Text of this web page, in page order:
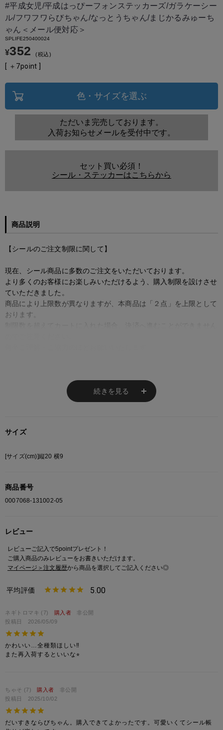
#平成女児/平成はっぴーフォンステッカーズ/ガラケーシー
ル/フワフワらびちゃん/なっとうちゃん/まじかるみゅーち
ゃん＜メール便対応＞
SPLIFE250400024
¥352 税込
[ ＋ 7point ]
色・サイズを選ぶ
ただいま完売しております。
入荷お知らせメールを受付中です。
セット買い必須！
シール・ステッカーはこちらから
商品説明
【シールのご注文制限に関して】
現在、シール商品に多数のご注文をいただいております。
より多くのお客様にお楽しみいただけるよう、購入制限を設けさせ
ていただきました。
商品により上限数が異なりますが、本商品は「２点」を上限として
おります。
モニターの設定状況によって、実際の商品と 若干色が異なる場合がございま
総柄の商品は使用している生地の部分によって 写真と異なる場合がございま
ご迷惑をお掛け致しますが 何卒ご了承下さいますようお願い致します。
続きを見る
サイズ
[サイズ(cm)]縦20 横9
商品番号
0007068-131002-05
レビュー
レビューご記入で5pointプレゼント！
ご購入商品のみレビューをお書きいただけます。
マイページ＞注文履歴から商品を選択してご記入ください◎
5.00
ネギトロマキ 7 購入者
非公開
投稿日
2026/05/09
かわいい…全種類ほしい‼︎
ちゃそ 7 購入者
非公開
投稿日
2025/10/02
だいすきならびちゃん。購入できてよかったです。可愛いくてシール帳